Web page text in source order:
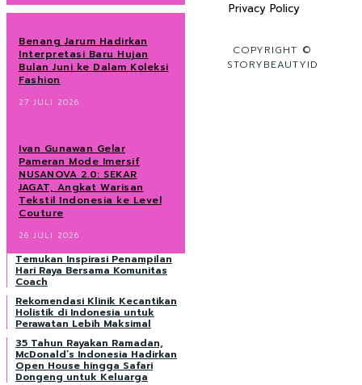
Benang Jarum Hadirkan
Interpretasi Baru Hujan
Bulan Juni ke Dalam Koleksi
Fashion
27 JULI 2026
Ivan Gunawan Gelar
Pameran Mode Imersif
NUSANOVA 2.0: SEKAR
JAGAT, Angkat Warisan
Tekstil Indonesia ke Level
Couture
26 JULI 2026
Temukan Inspirasi Penampilan
Hari Raya Bersama Komunitas
Coach
Rekomendasi Klinik Kecantikan
Holistik di Indonesia untuk
Perawatan Lebih Maksimal
35 Tahun Rayakan Ramadan,
McDonald’s Indonesia Hadirkan
Open House hingga Safari
Dongeng untuk Keluarga
Privacy Policy
COPYRIGHT ©
STORYBEAUTYID